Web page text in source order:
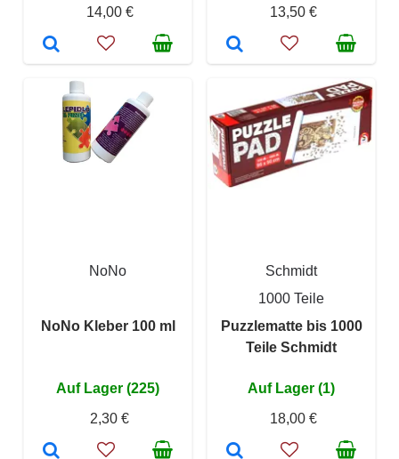
14,00 €
13,50 €
NoNo
NoNo Kleber 100 ml
Auf Lager (225)
2,30 €
Schmidt
1000 Teile
Puzzlematte bis 1000
Teile Schmidt
Auf Lager (1)
18,00 €